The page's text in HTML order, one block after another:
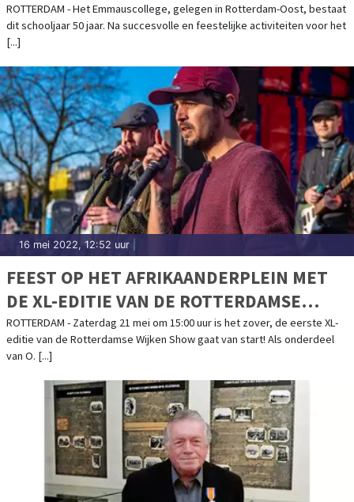
ROTTERDAM - Het Emmauscollege, gelegen in Rotterdam-Oost, bestaat
dit schooljaar 50 jaar. Na succesvolle en feestelijke activiteiten voor het
[...]
16 mei 2022, 12:52 uur
FEEST OP HET AFRIKAANDERPLEIN MET
DE XL-EDITIE VAN DE ROTTERDAMSE
WIJKEN SHOW
ROTTERDAM - Zaterdag 21 mei om 15:00 uur is het zover, de eerste XL-
editie van de Rotterdamse Wijken Show gaat van start! Als onderdeel
van O. [...]